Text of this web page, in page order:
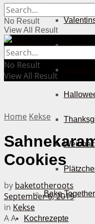
Ostern
Bake
Kochrezepte
No Result
View All Result
No Result
View All Result
Home Kekse
Cookies
by baketotheroots
September 6, 2019
in Kekse
AA